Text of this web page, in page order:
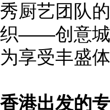
秀厨艺团队
织——创意城
为享受丰盛
香港出发的